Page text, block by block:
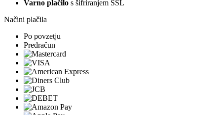
Varno plačilo s šifriranjem SSL
Načini plačila
Po povzetju
Predračun